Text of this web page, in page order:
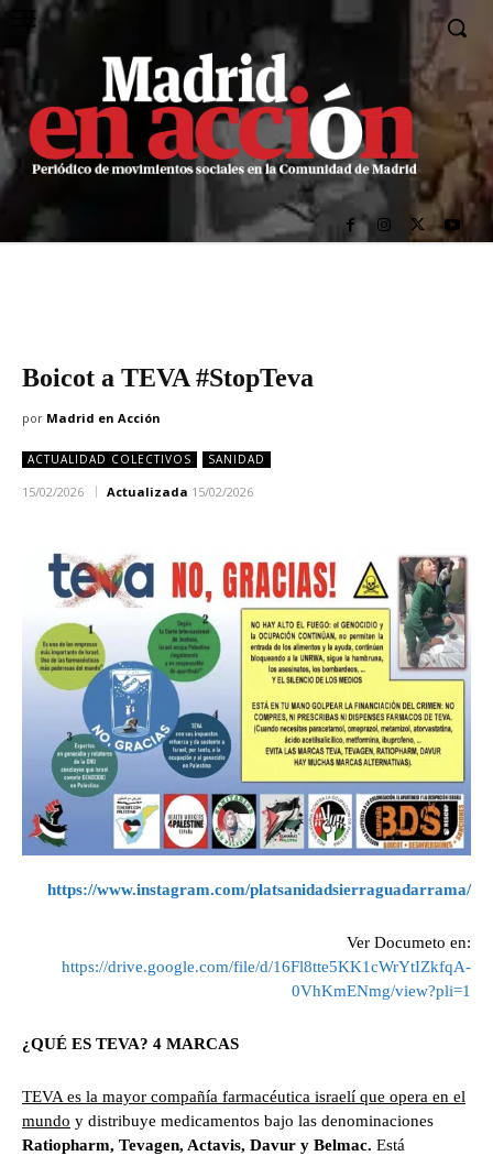
Boicot a TEVA #StopTeva
por Madrid en Acción
ACTUALIDAD COLECTIVOS SANIDAD
15/02/2026 Actualizada 15/02/2026
https://www.instagram.com/platsanidadsierraguadarrama/
Ver Documeto en:
https://drive.google.com/file/d/16Fl8tte5KK1cWrYtIZkfqA-
0VhKmENmg/view?pli=1
¿QUÉ ES TEVA? 4 MARCAS
TEVA es la mayor compañía farmacéutica israelí que opera en el
mundo y distribuye medicamentos bajo las denominaciones
Ratiopharm, Tevagen, Actavis, Davur y Belmac. Está